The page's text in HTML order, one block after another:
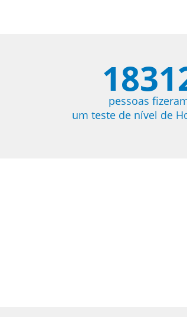
pessoas
um teste de nível de
gostando muito das